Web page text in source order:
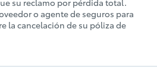
su reclamo por pérdida total.
o agente de seguros para
la cancelación de su póliza de